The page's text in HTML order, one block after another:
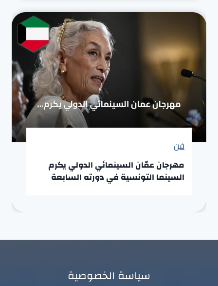
فن
مهرجان عمّان السينمائي الدولي يكرم
السينما التونسية في دورته السابعة
سياسة الخصوصية